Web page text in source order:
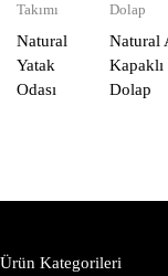
Takımı
Natural
Yatak
Odası
Dolap
Natural
Kapaklı
Dolap
Ürün Kategorileri